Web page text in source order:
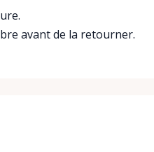
avant de la retourner.